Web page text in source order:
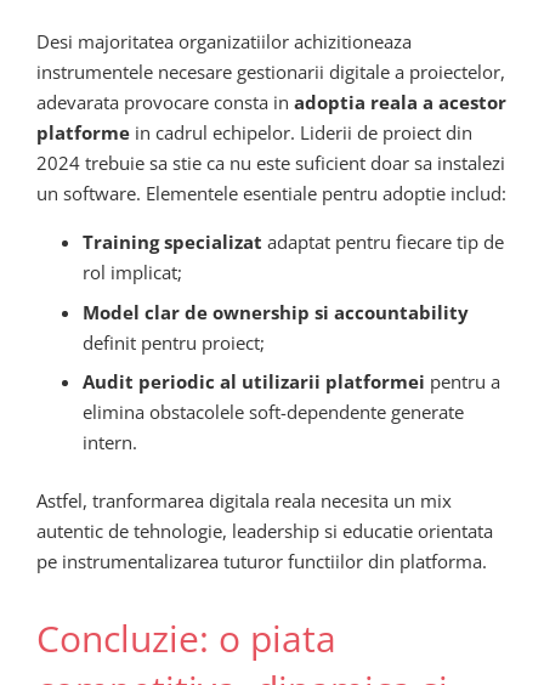
Desi majoritatea organizatiilor achizitioneaza
instrumentele necesare gestionarii digitale a proiectelor,
adevarata provocare consta in adoptia reala a acestor
platforme in cadrul echipelor. Liderii de proiect din
2024 trebuie sa stie ca nu este suficient doar sa instalezi
un software. Elementele esentiale pentru adoptie includ:
Training specializat adaptat pentru fiecare tip de
rol implicat;
Model clar de ownership si accountability
definit pentru proiect;
Audit periodic al utilizarii platformei pentru a
elimina obstacolele soft-dependente generate
intern.
Astfel, tranformarea digitala reala necesita un mix
autentic de tehnologie, leadership si educatie orientata
pe instrumentalizarea tuturor functiilor din platforma.
Concluzie: o piata